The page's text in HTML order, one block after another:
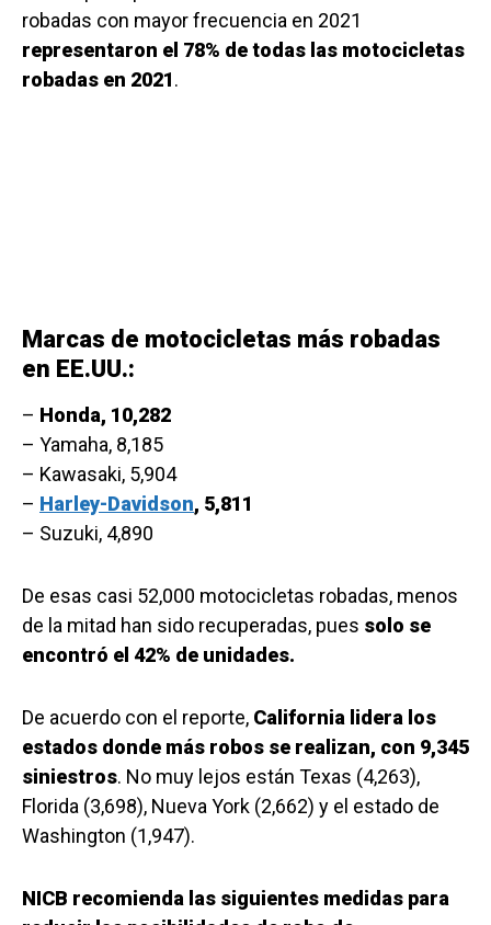
robadas con mayor frecuencia en 2021
representaron el 78% de todas las motocicletas
robadas en 2021.
Marcas de motocicletas más robadas
en EE.UU.:
– Honda, 10,282
– Yamaha, 8,185
– Kawasaki, 5,904
– Harley-Davidson, 5,811
– Suzuki, 4,890
De esas casi 52,000 motocicletas robadas, menos
de la mitad han sido recuperadas, pues solo se
encontró el 42% de unidades.
De acuerdo con el reporte, California lidera los
estados donde más robos se realizan, con 9,345
siniestros. No muy lejos están Texas (4,263),
Florida (3,698), Nueva York (2,662) y el estado de
Washington (1,947).
NICB recomienda las siguientes medidas para